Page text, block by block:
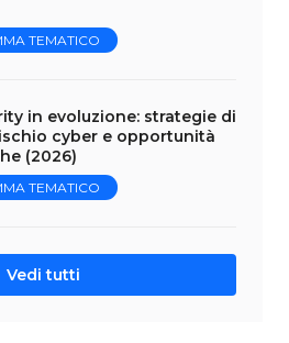
TEMATICO
in evoluzione: strategie di
cyber e opportunità
(2026)
TEMATICO
Vedi tutti